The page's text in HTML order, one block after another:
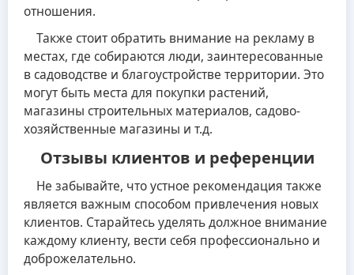
отношения.
Также стоит обратить внимание на рекламу в
местах, где собираются люди, заинтересованные
в садоводстве и благоустройстве территории. Это
могут быть места для покупки растений,
магазины строительных материалов, садово-
хозяйственные магазины и т.д.
Отзывы клиентов и референции
Не забывайте, что устное рекомендация также
является важным способом привлечения новых
клиентов. Старайтесь уделять должное внимание
каждому клиенту, вести себя профессионально и
доброжелательно.